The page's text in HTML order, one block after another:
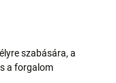
szabására, a
a forgalom